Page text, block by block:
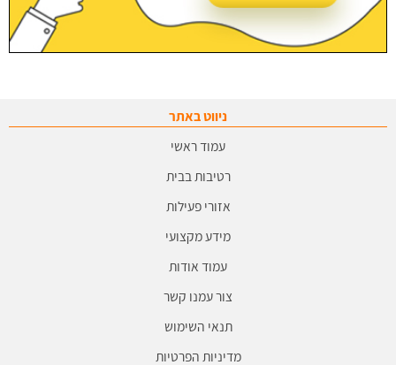
ניווט באתר
עמוד ראשי
רטיבות בבית
אזורי פעילות
מידע מקצועי
עמוד אודות
צור עמנו קשר
תנאי השימוש
מדיניות הפרטיות